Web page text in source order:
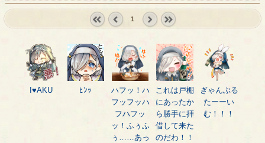
prev
1
I♥AKU ﾋﾝｯ
ハフッ！ハ
フッフッハ
フハフッ
ッ！ふぅふ
ぅ……あっ
これは戸棚
にあったか
ら勝手に拝
借して来た
のだわ！！
ぎゃんぶる
たーーい
む！！！